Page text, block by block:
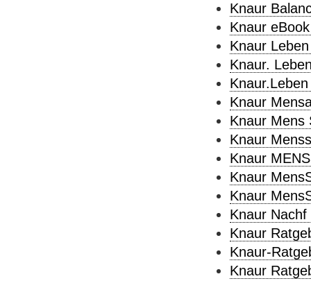
Knaur
Knaur
Knaur
Knaur.
Knaur
Knaur Mens
Knaur
Knaur
Knaur
Knaur
Knaur Nachf
Knaur
Knaur-
Knaur